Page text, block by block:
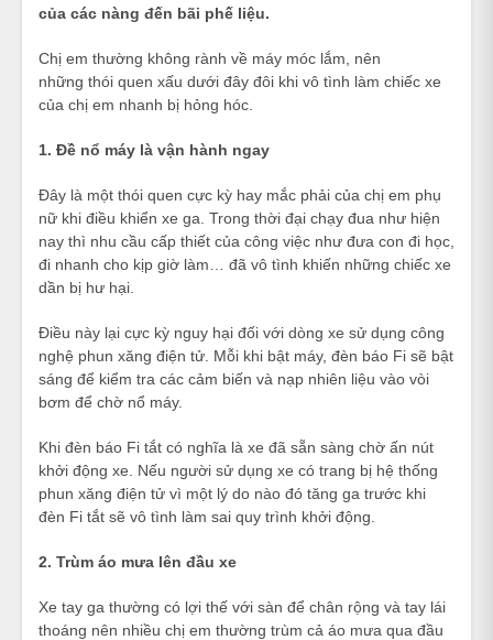
của các nàng đến bãi phế liệu.
Chị em thường không rành về máy móc lắm, nên
những thói quen xấu dưới đây đôi khi vô tình làm chiếc xe
của chị em nhanh bị hỏng hóc.
1. Đề nổ máy là vận hành ngay
Đây là một thói quen cực kỳ hay mắc phải của chị em phụ
nữ khi điều khiển xe ga. Trong thời đại chạy đua như hiện
nay thì nhu cầu cấp thiết của công việc như đưa con đi học,
đi nhanh cho kịp giờ làm… đã vô tình khiến những chiếc xe
dần bị hư hại.
Điều này lại cực kỳ nguy hại đối với dòng xe sử dụng công
nghệ phun xăng điện tử. Mỗi khi bật máy, đèn báo Fi sẽ bật
sáng để kiểm tra các cảm biến và nạp nhiên liệu vào vòi
bơm để chờ nổ máy.
Khi đèn báo Fi tắt có nghĩa là xe đã sẵn sàng chờ ấn nút
khởi động xe. Nếu người sử dụng xe có trang bị hệ thống
phun xăng điện tử vì một lý do nào đó tăng ga trước khi
đèn Fi tắt sẽ vô tình làm sai quy trình khởi động.
2. Trùm áo mưa lên đầu xe
Xe tay ga thường có lợi thế với sàn để chân rộng và tay lái
thoáng nên nhiều chị em thường trùm cả áo mưa qua đầu